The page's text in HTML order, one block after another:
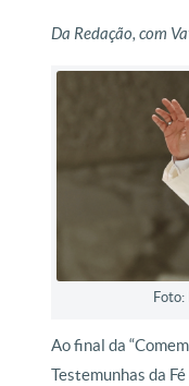
Da Redação, com
Foto:
Ao final da
Testemunhas da